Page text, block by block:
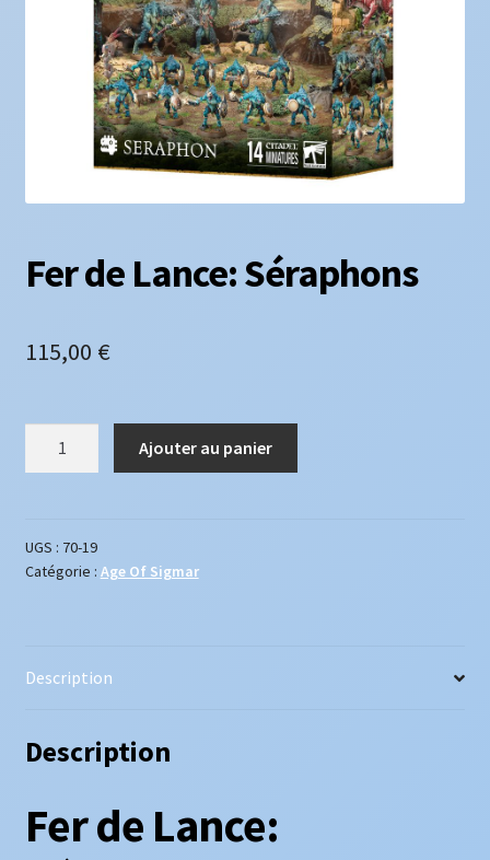
Fer de Lance: Séraphons
115,00 €
Lance:
Séraphons
Ajouter au panier
UGS : 70-19
Catégorie : Age Of Sigmar
Description
Description
Fer de Lance: